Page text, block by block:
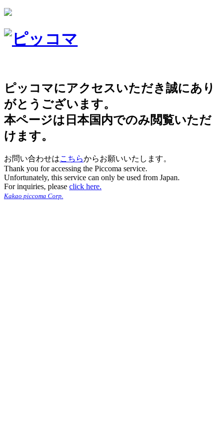
ピッコマにアクセスいただき誠にあり
がとうございます。
本ページは日本国内でのみ閲覧いただ
けます。
お問い合わせはこちらからお願いいたします。
Thank you for accessing the Piccoma service.
Unfortunately, this service can only be used from Japan.
For inquiries, please click here.
Kakao piccoma Corp.